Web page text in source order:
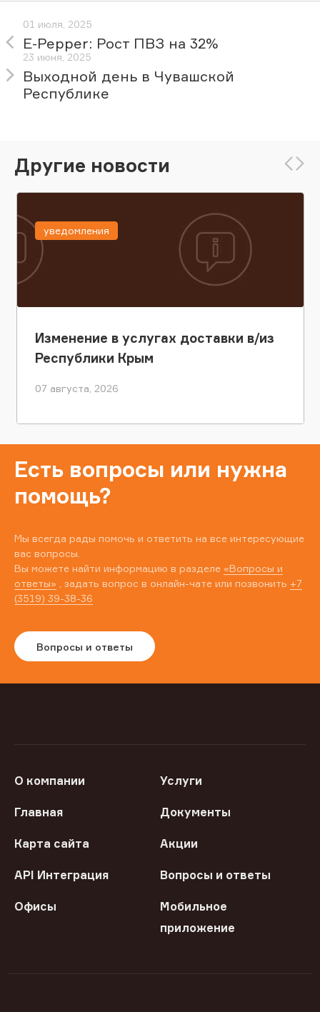
01 июля, 2025
E-Pepper: Рост ПВЗ на 32%
23 июня, 2025
Выходной день в Чувашской
Республике
Другие новости
Изменение в услугах доставки в/из
Республики Крым
07 августа, 2026
уведомления
Есть вопросы или нужна
помощь?
Мы всегда рады помочь и ответить на все интересующие
вас вопросы.
Вы можете найти информацию в разделе «Вопросы и
ответы» , задать вопрос в онлайн-чате или позвонить +7
(3519) 39-38-36
Вопросы и ответы
О компании Услуги
Главная Документы
Карта сайта Акции
API Интеграция Вопросы и ответы
Офисы
Мобильное
приложение